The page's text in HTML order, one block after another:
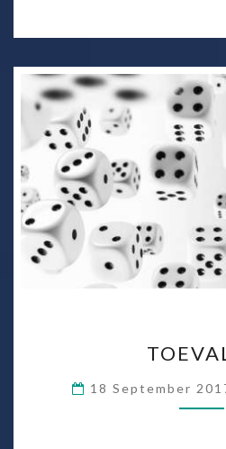
18 September